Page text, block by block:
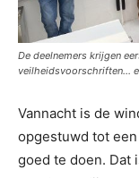
De deelnemers krijgen
veilheidsvoorschriften…
Vannacht is de
opgestuwd tot
goed te doen. Dat